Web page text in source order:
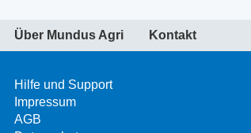
Über Mundus Agri Kontakt
Hilfe und Support
Impressum
AGB